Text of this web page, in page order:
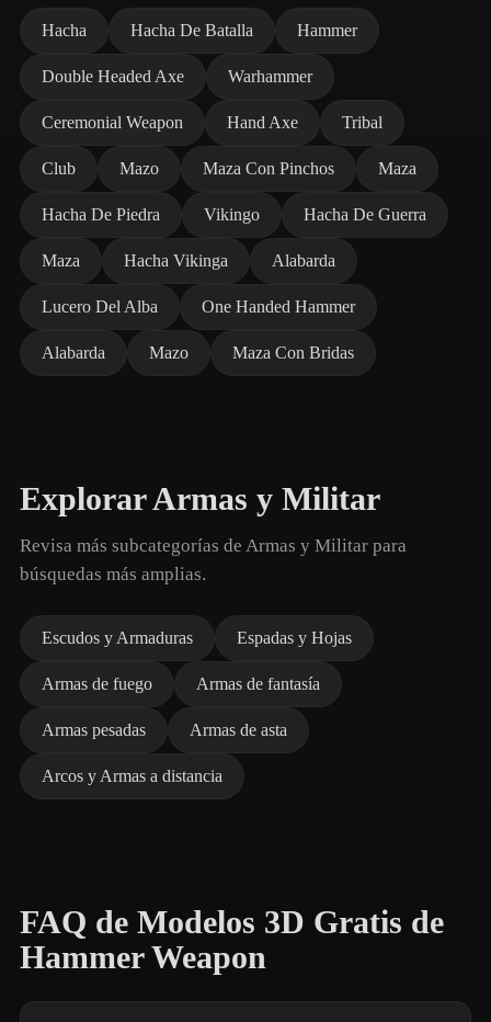
Hacha Hacha De Batalla Hammer
Double Headed Axe Warhammer
Ceremonial Weapon Hand Axe Tribal
Club Mazo Maza Con Pinchos Maza
Hacha De Piedra Vikingo Hacha De Guerra
Maza Hacha Vikinga Alabarda
Lucero Del Alba One Handed Hammer
Alabarda Mazo Maza Con Bridas
Explorar Armas y Militar
Revisa más subcategorías de Armas y Militar para
búsquedas más amplias.
Escudos y Armaduras Espadas y Hojas
Armas de fuego Armas de fantasía
Armas pesadas Armas de asta
Arcos y Armas a distancia
FAQ de Modelos 3D Gratis de
Hammer Weapon